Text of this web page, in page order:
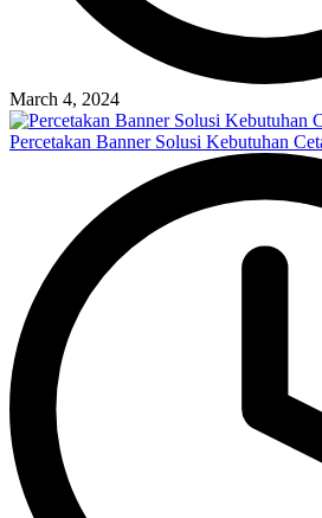
March 4, 2024
Percetakan Banner Solusi Kebutuhan